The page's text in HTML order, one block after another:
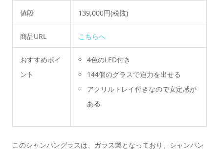
値段 139,000円(税抜)
商品URL こちらへ
おすすめポイ
ント
4色のLED付き
144個のグラスで迫力を出せる
アクリルトレイ付きなので安定感が
ある
このシャンパングラスは、ガラス製となっており、シャンパン